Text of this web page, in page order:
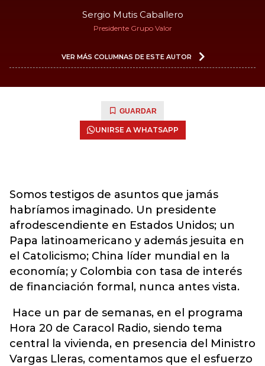
Sergio Mutis Caballero
Presidente Grupo Valor
VER MÁS COLUMNAS DE ESTE AUTOR
GUARDAR
UNIRSE A WHATSAPP
Somos testigos de asuntos que jamás
habríamos imaginado. Un presidente
afrodescendiente en Estados Unidos; un
Papa latinoamericano y además jesuita en
el Catolicismo; China líder mundial en la
economía; y Colombia con tasa de interés
de financiación formal, nunca antes vista.
Hace un par de semanas, en el programa
Hora 20 de Caracol Radio, siendo tema
central la vivienda, en presencia del Ministro
Vargas Lleras, comentamos que el esfuerzo